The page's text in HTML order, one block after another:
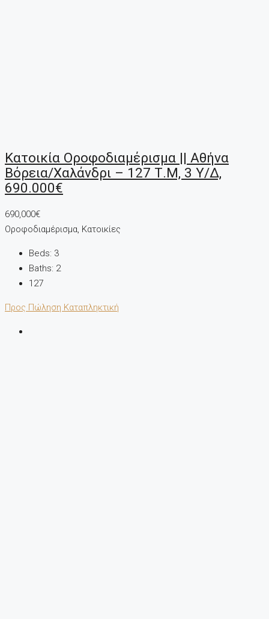
Κατοικία Οροφοδιαμέρισμα || Αθήνα
Βόρεια/Χαλάνδρι – 127 Τ.μ, 3 Υ/Δ,
690.000€
690,000€
Οροφοδιαμέρισμα, Κατοικίες
Beds: 3
Baths: 2
127
Προς Πώληση Καταπληκτική